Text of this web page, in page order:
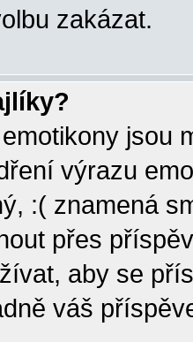
zakázat.
jsou
výrazu
:( znamená
přes
aby se
váš